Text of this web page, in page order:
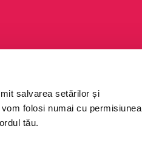
salvarea setărilor și
folosi numai cu permisiunea
tău.